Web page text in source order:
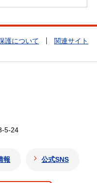
護について 関連サイト
5-24
報 公式SNS